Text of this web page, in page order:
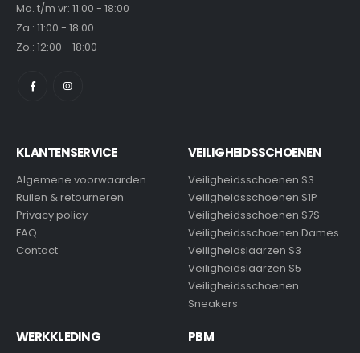
Ma. t/m vr: 11:00 - 18:00
Za.: 11:00 - 18:00
Zo.: 12:00 - 18:00
KLANTENSERVICE
Algemene voorwaarden
Ruilen & retourneren
Privacy policy
FAQ
Contact
VEILIGHEIDSSCHOENEN
Veiligheidsschoenen S3
Veiligheidsschoenen S1P
Veiligheidsschoenen S7S
Veiligheidsschoenen Dames
Veiligheidslaarzen S3
Veiligheidslaarzen S5
Veiligheidsschoenen
Sneakers
WERKKLEDING PBM